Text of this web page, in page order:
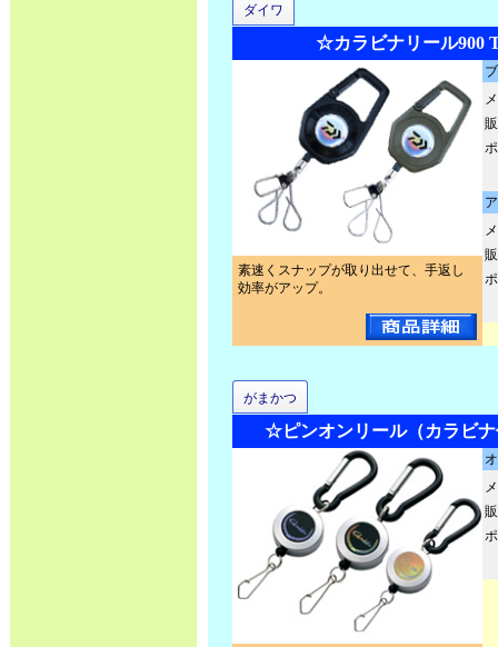
ダイワ
☆カラビナリール900
素速くスナップが取り出せて、手返し
効率がアップ。
がまかつ
☆ピンオンリール（カラビナ